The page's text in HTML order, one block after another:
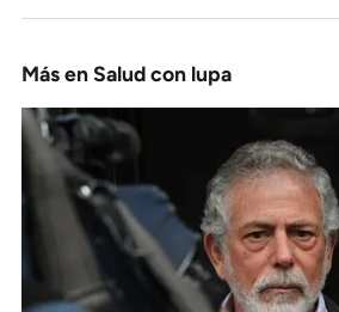
Más en Salud con lupa